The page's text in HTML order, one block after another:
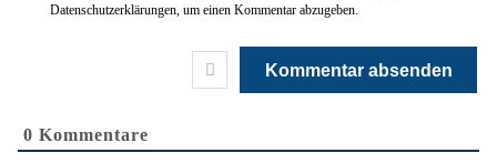
Datenschutzerklärungen, um einen Kommentar abzugeben.
0 Kommentare